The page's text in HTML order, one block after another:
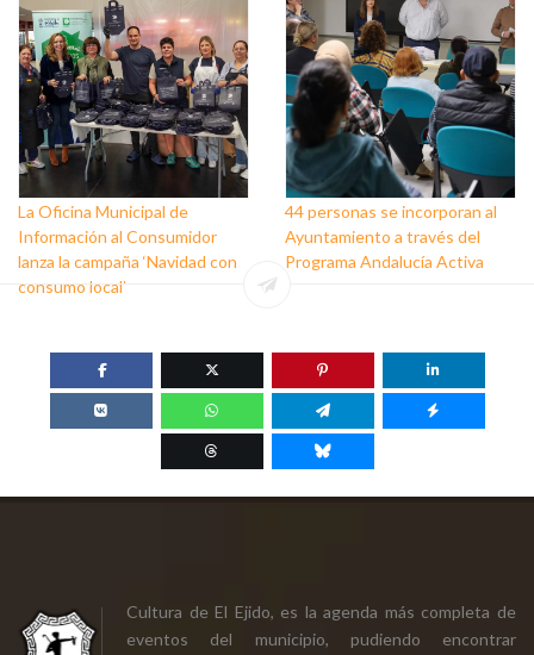
de este colectivo
La Oficina Municipal de
Información al Consumidor
lanza la campaña ‘Navidad con
consumo local’
44 personas se incorporan al
Ayuntamiento a través del
Programa Andalucía Activa
Cultura de El Ejido, es la agenda más completa de
eventos del municipio, pudiendo encontrar